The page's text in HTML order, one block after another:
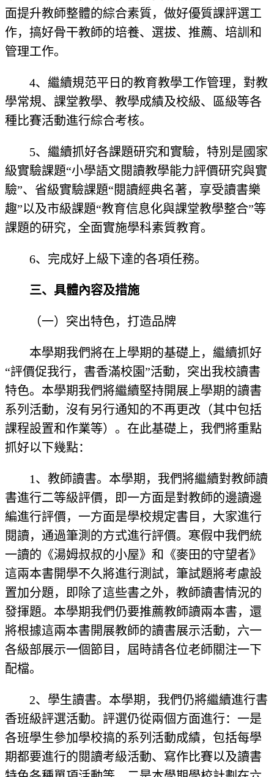
面提升教師整體的綜合素質，做好優質課評選工
作，搞好骨干教師的培養、選拔、推薦、培訓和
管理工作。
4、繼續規范平日的教育教學工作管理，對教
學常規、課堂教學、教學成績及校級、區級等各
種比賽活動進行綜合考核。
5、繼續抓好各課題研究和實驗，特別是國家
級實驗課題“小學語文閱讀教學能力評價研究與實
驗”、省級實驗課題“閱讀經典名著，享受讀書樂
趣”以及市級課題“教育信息化與課堂教學整合”等
課題的研究，全面實施學科素質教育。
6、完成好上級下達的各項任務。
三、具體內容及措施
（一）突出特色，打造品牌
本學期我們將在上學期的基礎上，繼續抓好
“評價促我行，書香滿校園”活動，突出我校讀書
特色。本學期我們將繼續堅持開展上學期的讀書
系列活動，沒有另行通知的不再更改（其中包括
課程設置和作業等）。在此基礎上，我們將重點
抓好以下幾點：
1、教師讀書。本學期，我們將繼續對教師讀
書進行二等級評價，即一方面是對教師的邊讀邊
編進行評價，一方面是學校規定書目，大家進行
閱讀，通過筆測的方式進行評價。寒假中我們統
一讀的《湯姆叔叔的小屋》和《麥田的守望者》
這兩本書開學不久將進行測試，筆試題將考慮設
置加分題，即除了這些書之外，教師讀書情況的
發揮題。本學期我們仍要推薦教師讀兩本書，還
將根據這兩本書開展教師的讀書展示活動，六一
各級部展示一個節目，屆時請各位老師關注一下
配檔。
2、學生讀書。本學期，我們仍將繼續進行書
香班級評選活動。評選仍從兩個方面進行：一是
各班學生參加學校搞的系列活動成績，包括每學
期都要進行的閱讀考級活動、寫作比賽以及讀書